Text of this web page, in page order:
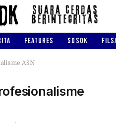
FEATURES SOSOK
ASN